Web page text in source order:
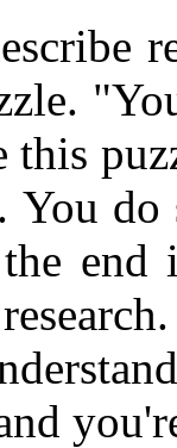
this
do
the